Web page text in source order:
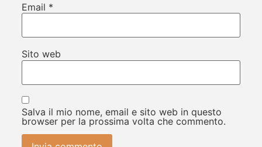
Email *
Sito web
Salva il mio nome, email e sito web in questo
browser per la prossima volta che commento.